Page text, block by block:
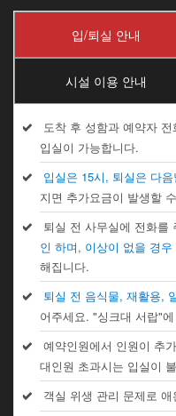
입/퇴실 안내
시설 이용 안내
도착 후 성함과 예약자
입실이 가능합니다.
입실은 15시, 퇴실은 다음
지면 추가요금이 발생할
퇴실 전 사무실에 전화를
인 하며, 이상이 없을 경
해집니다.
퇴실 전 음식물, 재활용,
어주세요. "싱크대 서랍"
예약인원에서 인원이 추
대인원 초과시는 입실이
객실 위생 관리 문제로